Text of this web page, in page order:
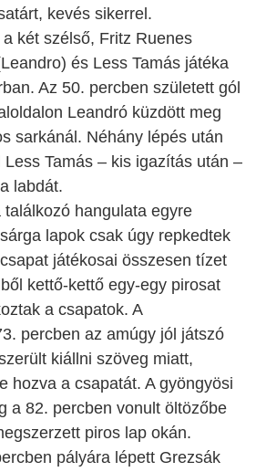
kevés sikerrel.
két szélső, Fritz Ruenes
és Less Tamás játéka
Az 50. percben született gól
Leandró küzdött meg
sarkánál. Néhány lépés után
Tamás – kis igazítás után –
labdát.
hangulata egyre
lapok csak úgy repkedtek
játékosai összesen tízet
kettő-kettő egy-egy pirosat
a csapatok. A
percben az amúgy jól játszó
kiállni szöveg miatt,
hozva a csapatát. A gyöngyösi
a 82. percben vonult öltözőbe
piros lap okán.
pályára lépett Grezsák